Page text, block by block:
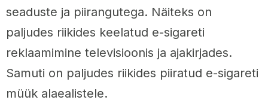
seaduste ja piirangutega. Näiteks on
paljudes riikides keelatud e-sigareti
reklaamimine televisioonis ja ajakirjades.
Samuti on paljudes riikides piiratud e-sigareti
müük alaealistele.